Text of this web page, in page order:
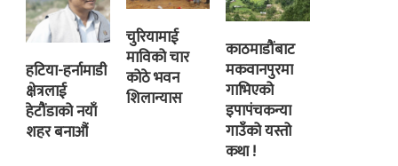
हटिया-हर्नामाडी
क्षेत्रलाई
हेटौंडाको नयाँ
शहर बनाऔं
चुरियामाई
माविको चार
कोठे भवन
शिलान्यास
काठमाडौंबाट
मकवानपुरमा
गाभिएको
इपापंचकन्या
गाउँको यस्तो
कथा !